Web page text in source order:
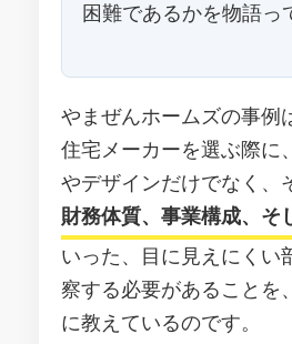
困難であるかを物語っ
やまぜんホームズの事例
住宅メーカーを選ぶ際に
やデザインだけでなく、
財務体質、事業構成、そ
いった、目に見えにくい
察する必要があることを
に教えているのです。